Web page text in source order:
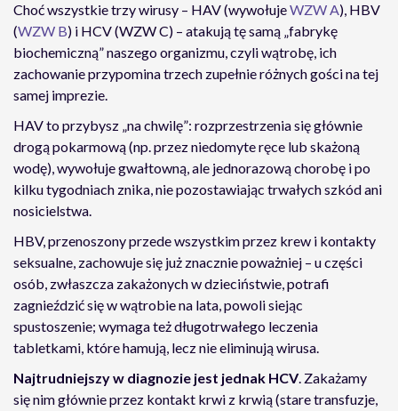
Choć wszystkie trzy wirusy – HAV (wywołujeWZW A), HBV
(WZW B) i HCV (WZW C) – atakują tę samą „fabrykę
biochemiczną” naszego organizmu, czyli wątrobę, ich
zachowanie przypomina trzech zupełnie różnych gości na tej
samej imprezie.
HAV to przybysz „na chwilę”: rozprzestrzenia się głównie
drogą pokarmową (np. przez niedomyte ręce lub skażoną
wodę), wywołuje gwałtowną, ale jednorazową chorobę i po
kilku tygodniach znika, nie pozostawiając trwałych szkód ani
nosicielstwa.
HBV, przenoszony przede wszystkim przez krew i kontakty
seksualne, zachowuje się już znacznie poważniej – u części
osób, zwłaszcza zakażonych w dzieciństwie, potrafi
zagnieździć się w wątrobie na lata, powoli siejąc
spustoszenie; wymaga też długotrwałego leczenia
tabletkami, które hamują, lecz nie eliminują wirusa.
Najtrudniejszy w diagnozie jest jednak HCV. Zakażamy
się nim głównie przez kontakt krwi z krwią (stare transfuzje,